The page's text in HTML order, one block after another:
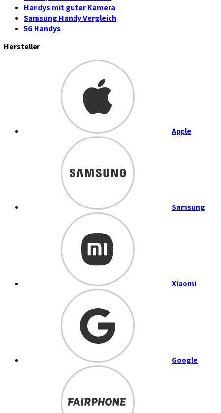
Handys mit guter Kamera
Samsung Handy Vergleich
5G Handys
Hersteller
Apple
Samsung
Xiaomi
Google